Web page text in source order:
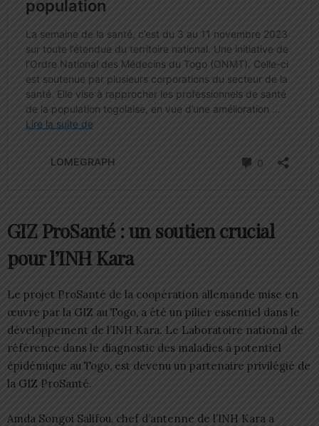
GIZ ProSanté : un soutien crucial
pour l’INH Kara
Le projet ProSanté de la coopération allemande mise en
œuvre par la GIZ au Togo, a été un pilier essentiel dans le
développement de l’INH Kara. Le Laboratoire national de
référence dans le diagnostic des maladies à potentiel
épidémique au Togo, est devenu un partenaire privilégié de
la GIZ ProSanté.
Amda Songoi Salifou, chef d’antenne de l’INH Kara a